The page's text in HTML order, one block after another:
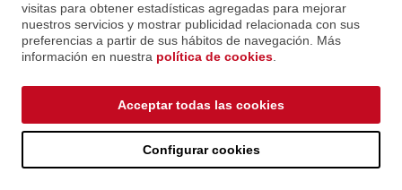
El Control® 28-1 es un altavoz de 8” de dos vías con un carácter
sónico rico, amplia cobertura, cobertura consistente, montaje
versátil y un diseño contemporáneo de alta calidad que se
Control 28-1 sea una excelente opción para una gran variedad
de aplicaciones, incluidas tiendas minoristas, restaurantes,
hoteles, cafés de música, lugares de ocio y en cualquier lugar
donde se requiera un altavoz de primerísima calidad con alto
rendimiento para música de fondo/principal en
visitas para obtener estadísticas agregadas para mejorar
nuestros servicios y mostrar publicidad relacionada con sus
preferencias a partir de sus hábitos de navegación. Más
información en nuestra política de cookies
Configurar cookies
Acceptar todas las cookies